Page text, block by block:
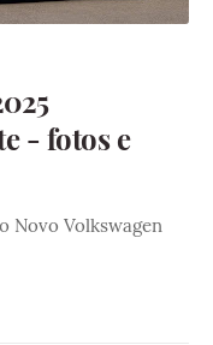
- fotos e
Novo Volkswagen